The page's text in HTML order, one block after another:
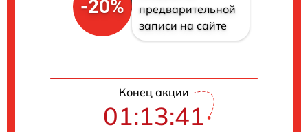
-20%
предварительной
записи на сайте
Конец акции
01:13:41